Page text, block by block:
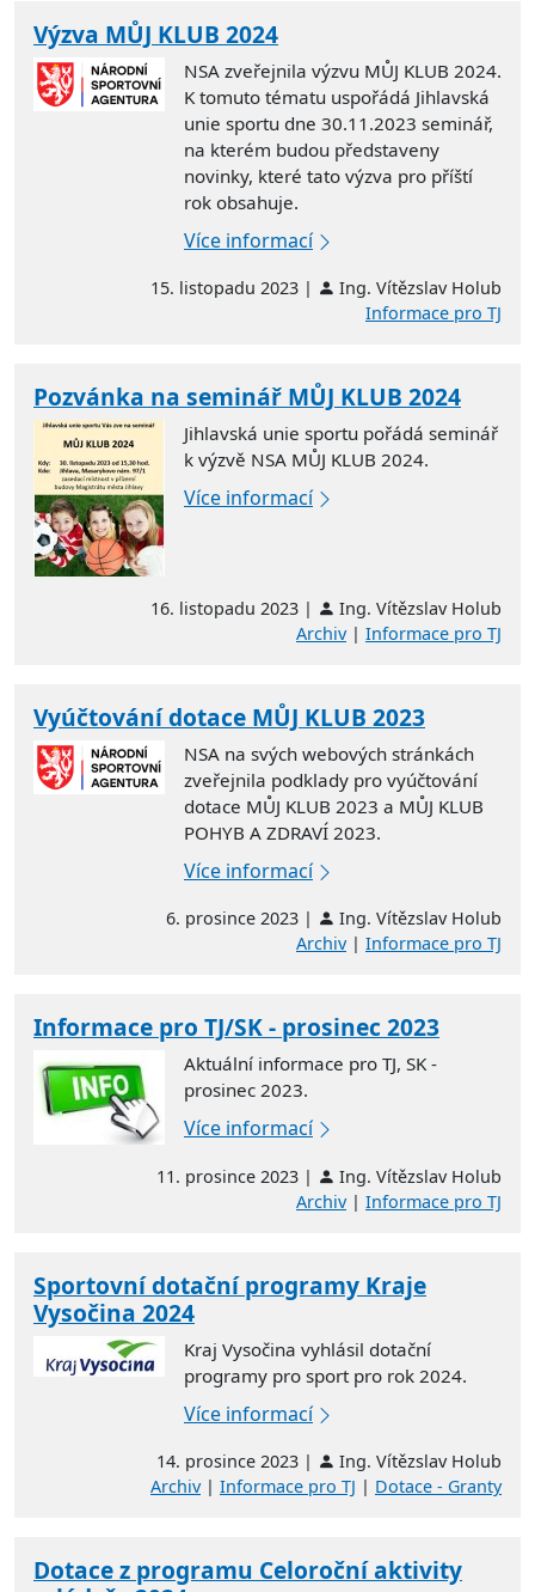
Výzva MŮJ KLUB 2024
NSA zveřejnila výzvu MŮJ KLUB 2024.
K tomuto tématu uspořádá Jihlavská
unie sportu dne 30.11.2023 seminář,
na kterém budou představeny
novinky, které tato výzva pro příští
rok obsahuje.
Více informací
15. listopadu 2023 |
Ing. Vítězslav Holub
Informace pro TJ
Pozvánka na seminář MŮJ KLUB 2024
Jihlavská unie sportu pořádá seminář
k výzvě NSA MŮJ KLUB 2024.
Více informací
16. listopadu 2023 |
Ing. Vítězslav Holub
Archiv| Informace pro TJ
Vyúčtování dotace MŮJ KLUB 2023
NSA na svých webových stránkách
zveřejnila podklady pro vyúčtování
dotace MŮJ KLUB 2023 a MŮJ KLUB
POHYB A ZDRAVÍ 2023.
Více informací
6. prosince 2023 |
Ing. Vítězslav Holub
Archiv| Informace pro TJ
Informace pro TJ/SK - prosinec 2023
Aktuální informace pro TJ, SK -
prosinec 2023.
Více informací
11. prosince 2023 |
Ing. Vítězslav Holub
Archiv| Informace pro TJ
Sportovní dotační programy Kraje
Vysočina 2024
Kraj Vysočina vyhlásil dotační
programy pro sport pro rok 2024.
Více informací
14. prosince 2023 |
Ing. Vítězslav Holub
Archiv| Informace pro TJ | Dotace - Granty
Dotace z programu Celoroční aktivity